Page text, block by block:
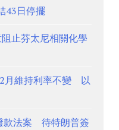
43日停擺
止芬太尼相關化學
月維持利率不變 以
款法案 待特朗普簽